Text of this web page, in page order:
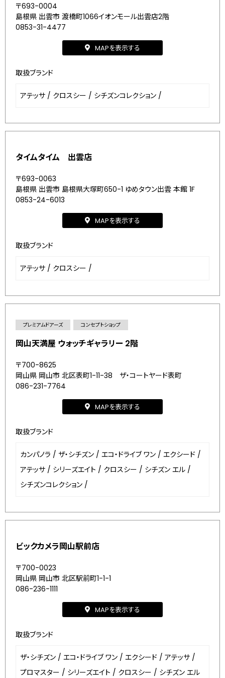
〒693-0004
島根県 出雲市 渡橋町1066イオンモール出雲店2階
0853-31-4477
MAPを表示する
取扱ブランド
アテッサ / クロスシー / シチズンコレクション /
タイムタイム 出雲店
〒693-0063
島根県 出雲市 島根県大塚町650-1 ゆめタウン出雲 本館 1F
0853-24-6013
MAPを表示する
取扱ブランド
アテッサ / クロスシー /
プレミアムドアーズ コンセプトショップ
岡山天満屋 ウォッチギャラリー 2階
〒700-8625
岡山県 岡山市 北区表町1-11-38 ザ・コートヤード表町
086-231-7764
MAPを表示する
取扱ブランド
カンパノラ / ザ・シチズン / エコ・ドライブ ワン / エクシード /
アテッサ / シリーズエイト / クロスシー / シチズン エル /
シチズンコレクション /
ビックカメラ岡山駅前店
〒700-0023
岡山県 岡山市 北区駅前町1-1-1
086-236-1111
MAPを表示する
取扱ブランド
ザ・シチズン / エコ・ドライブ ワン / エクシード / アテッサ /
プロマスター / シリーズエイト / クロスシー / シチズン エル